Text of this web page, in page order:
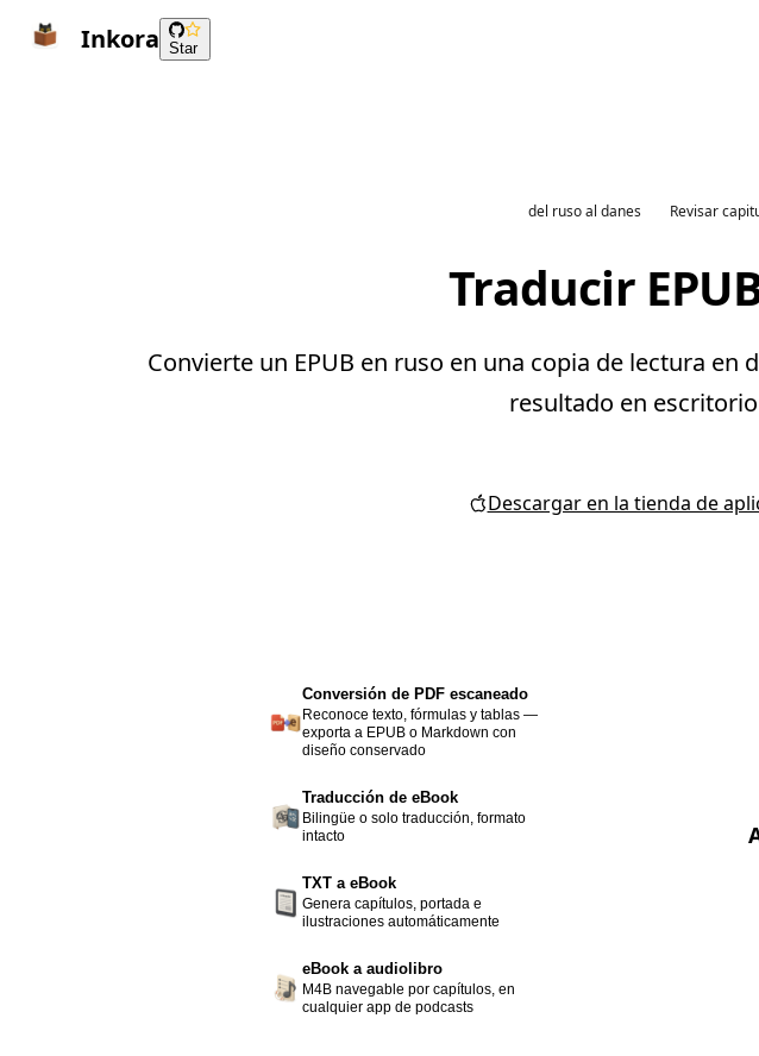
Inkora Star
del ruso al danes Revisar
Traducir
Convierte un EPUB en ruso en una copia de lectura
resultado en
Descargar en la tienda de
Conversión de PDF escaneado
Reconoce texto, fórmulas y tablas —
exporta a EPUB o Markdown con
diseño conservado
Traducción de eBook
Bilingüe o solo traducción, formato
intacto
TXT a eBook
Genera capítulos, portada e
ilustraciones automáticamente
eBook a audiolibro
M4B navegable por capítulos, en
cualquier app de podcasts